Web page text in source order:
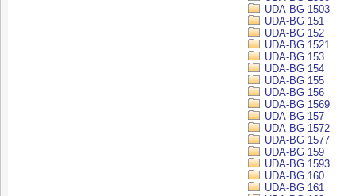
UDA-BG 1503
UDA-BG 151
UDA-BG 152
UDA-BG 1521
UDA-BG 153
UDA-BG 154
UDA-BG 155
UDA-BG 156
UDA-BG 1569
UDA-BG 157
UDA-BG 1572
UDA-BG 1577
UDA-BG 159
UDA-BG 1593
UDA-BG 160
UDA-BG 161